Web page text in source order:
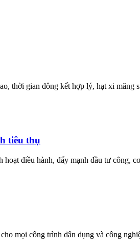
thời gian đông kết hợp lý, hạt xi măng
tiêu thụ
điều hành, đẩy mạnh đầu tư công,
mọi công trình dân dụng và công